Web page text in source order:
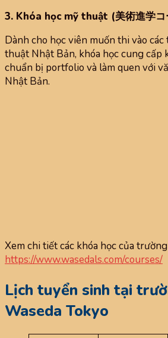
3. Khóa học mỹ thuật (美術進学コ
Dành cho học viên muốn thi vào
thuật Nhật Bản, khóa học cung cấp
chuẩn bị portfolio và làm quen với
Nhật Bản.
Xem chi tiết các khóa học của
https://www.wasedals.com/courses/
Lịch tuyển sinh tại
Waseda Tokyo